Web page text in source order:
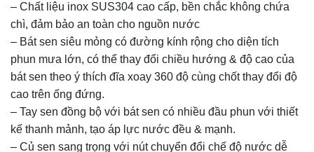
– Chất liệu inox SUS304 cao cấp, bền chắc không chứa
chì, đảm bảo an toàn cho nguồn nước
– Bát sen siêu mỏng có đường kính rộng cho diện tích
phun mưa lớn, có thể thay đổi chiều hướng & độ cao của
bát sen theo ý thích đĩa xoay 360 độ cùng chốt thay đổi độ
cao trên ống đứng.
– Tay sen đồng bộ với bát sen có nhiều đầu phun với thiết
kế thanh mảnh, tạo áp lực nước đều & mạnh.
– Củ sen sang trọng với nút chuyển đổi chế độ nước dễ